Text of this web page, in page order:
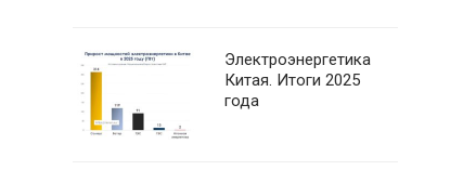
Электроэнергетика
Китая. Итоги 2025
года